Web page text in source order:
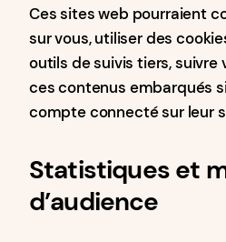
Ces sites web pourraient
sur vous, utiliser des
outils de suivis tiers,
ces contenus embarqués
compte connecté sur leur
Statistiques et
d’audience